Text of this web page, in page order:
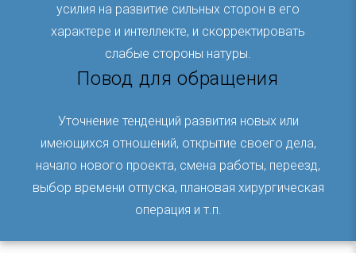
усилия на развитие сильных сторон в его
характере и интеллекте, и скорректировать
слабые стороны натуры.
Повод для обращения
Уточнение тенденций развития новых или
имеющихся отношений, открытие своего дела,
начало нового проекта, смена работы, переезд,
выбор времени отпуска, плановая хирургическая
операция и т.п.